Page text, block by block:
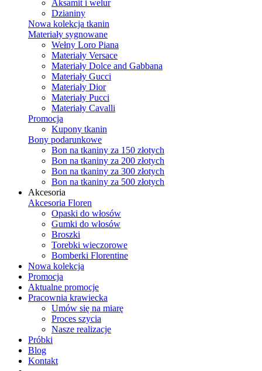
Aksamit i welur
Dzianiny
Nowa kolekcja tkanin
Materiały sygnowane
Wełny Loro Piana
Materiały Versace
Materiały Dolce and Gabbana
Materiały Gucci
Materiały Dior
Materiały Pucci
Materiały Cavalli
Promocja
Kupony tkanin
Bony podarunkowe
Bon na tkaniny za 150 złotych
Bon na tkaniny za 200 złotych
Bon na tkaniny za 300 złotych
Bon na tkaniny za 500 złotych
Akcesoria
Akcesoria Floren
Opaski do włosów
Gumki do włosów
Broszki
Torebki wieczorowe
Bomberki Florentine
Nowa kolekcja
Promocja
Aktualne promocje
Pracownia krawiecka
Umów się na miarę
Proces szycia
Nasze realizacje
Próbki
Blog
Kontakt